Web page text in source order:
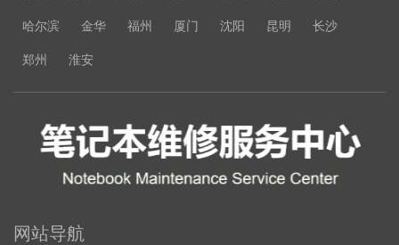
哈尔滨 金华 福州 厦门 沈阳 昆明 长沙
郑州 淮安
网站导航